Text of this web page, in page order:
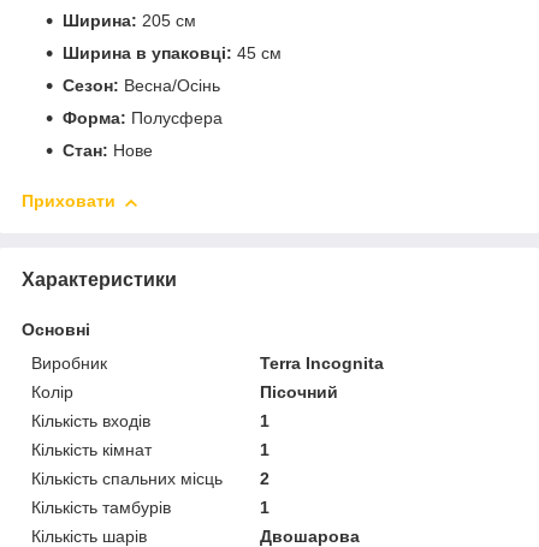
Ширина: 205 см
Ширина в упаковці: 45 см
Сезон: Весна/Осінь
Форма: Полусфера
Стан: Нове
Приховати
Характеристики
Основні
Виробник
Terra Incognita
Колір
Пісочний
Кількість входів
1
Кількість кімнат
1
Кількість спальних місць
2
Кількість тамбурів
1
Кількість шарів
Двошарова